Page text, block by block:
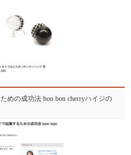
めの成功法 bon bon cherryハイジの